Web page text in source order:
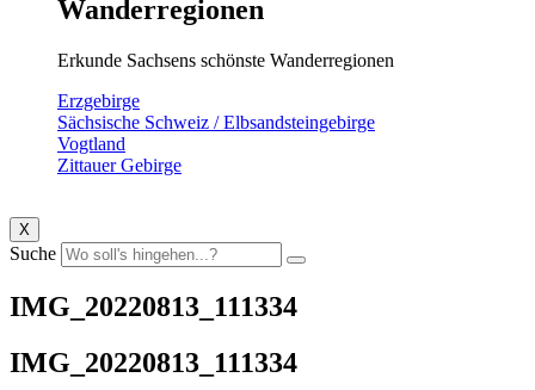
Wanderregionen
Erkunde Sachsens schönste Wanderregionen
Erzgebirge
Sächsische Schweiz / Elbsandsteingebirge
Vogtland
Zittauer Gebirge
X
Suche
IMG_20220813_111334
IMG_20220813_111334